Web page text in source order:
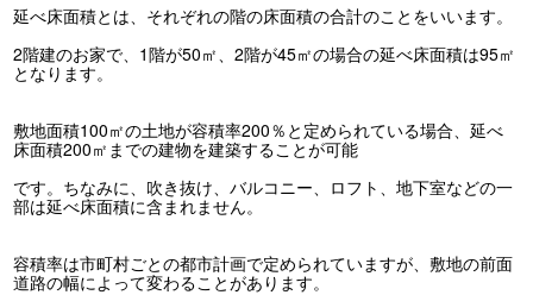
延べ床面積とは、それぞれの階の床面積の合計のことをいいます。
2階建のお家で、1階が50㎡、2階が45㎡の場合の延べ床面積は95㎡
となります。
敷地面積100㎡の土地が容積率200％と定められている場合、延べ
床面積200㎡までの建物を建築することが可能
です。ちなみに、吹き抜け、バルコニー、ロフト、地下室などの一
部は延べ床面積に含まれません。
容積率は市町村ごとの都市計画で定められていますが、敷地の前面
道路の幅によって変わることがあります。